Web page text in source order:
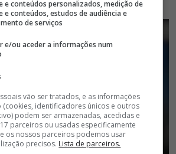
e conteúdos personalizados, medição de
e conteúdos, estudos de audiência e
de serviços
e/ou aceder a informações num
vão ser tratados, e as informações
identificadores únicos e outros
podem ser armazenadas, acedidas e
parceiros ou usadas especificamente
os nossos parceiros podemos usar
precisos. Lista de parceiros.